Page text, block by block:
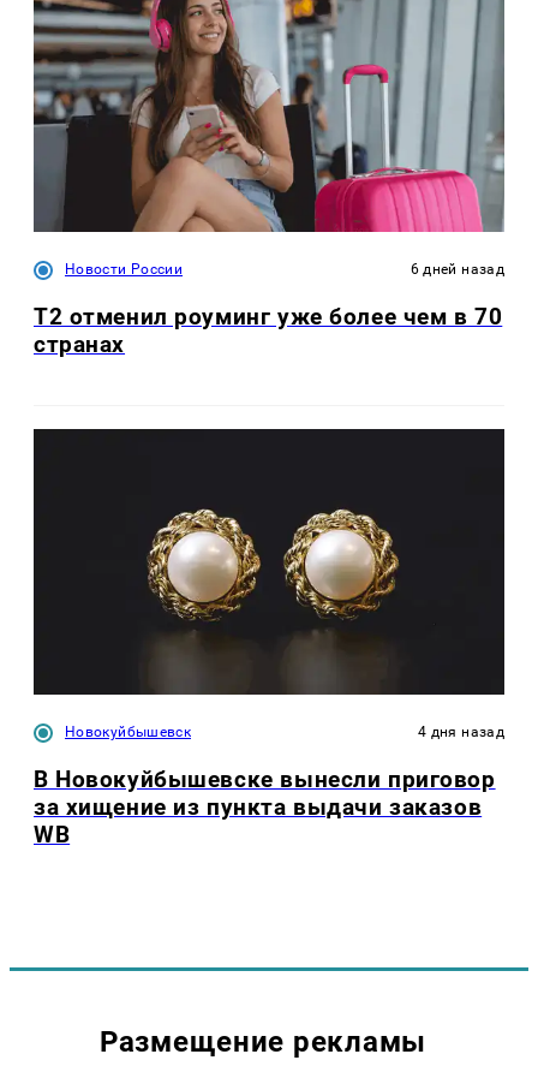
Новости России 6 дней назад
Т2 отменил роуминг уже более чем в 70
странах
Новокуйбышевск 4 дня назад
В Новокуйбышевске вынесли приговор
за хищение из пункта выдачи заказов
WB
Размещение рекламы